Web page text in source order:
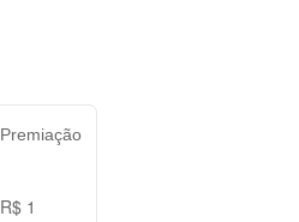
Premiação
R$ 1